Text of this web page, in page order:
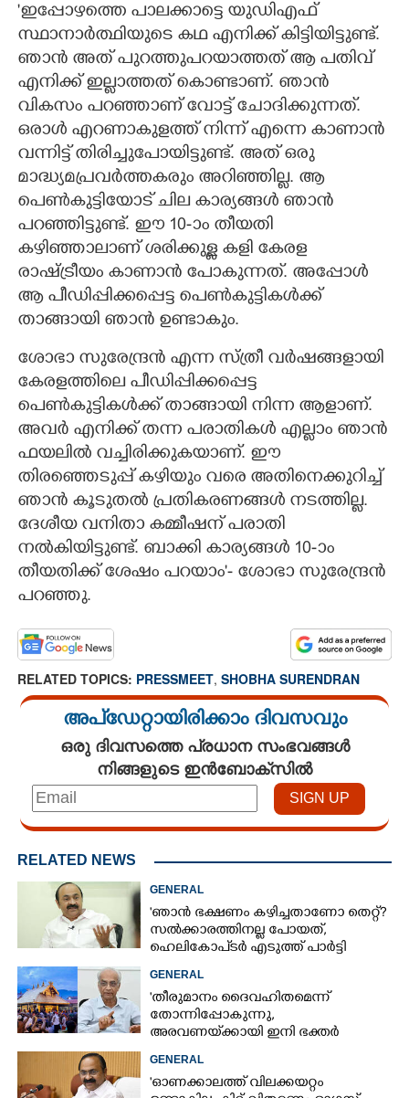
'ഇപ്പോഴത്തെ പാലക്കാട്ടെ യുഡിഎഫ്
സ്ഥാനാർത്ഥിയുടെ കഥ എനിക്ക് കിട്ടിയിട്ടുണ്ട്.
ഞാൻ അത് പുറത്തുപറയാത്തത് ആ പതിവ്
എനിക്ക് ഇല്ലാത്തത് കൊണ്ടാണ്. ഞാൻ
വികസം പറഞ്ഞാണ് വോട്ട് ചോദിക്കുന്നത്.
ഒരാൾ എറണാകുളത്ത് നിന്ന് എന്നെ കാണാൻ
വന്നിട്ട് തിരിച്ചുപോയിട്ടുണ്ട്. അത് ഒരു
മാദ്ധ്യമപ്രവർത്തകരും അറിഞ്ഞില്ല. ആ
പെൺകുട്ടിയോട് ചില കാര്യങ്ങൾ ഞാൻ
പറഞ്ഞിട്ടുണ്ട്. ഈ 10-ാം തീയതി
കഴിഞ്ഞാലാണ് ശരിക്കുള്ള കളി കേരള
രാഷ്ട്രീയം കാണാൻ പോകുന്നത്. അപ്പോൾ
ആ പീഡിപ്പിക്കപ്പെട്ട പെൺകുട്ടികൾക്ക്
താങ്ങായി ഞാൻ ഉണ്ടാകും.
ശോഭാ സുരേന്ദ്രൻ എന്ന സ്ത്രീ വർഷങ്ങളായി
കേരളത്തിലെ പീഡിപ്പിക്കപ്പെട്ട
പെൺകുട്ടികൾക്ക് താങ്ങായി നിന്ന ആളാണ്.
അവർ എനിക്ക് തന്ന പരാതികൾ എല്ലാം ഞാൻ
ഫയലിൽ വച്ചിരിക്കുകയാണ്. ഈ
തിരഞ്ഞെടുപ്പ് കഴിയും വരെ അതിനെക്കുറിച്ച്
ഞാൻ കൂടുതൽ പ്രതികരണങ്ങൾ നടത്തില്ല.
ദേശീയ വനിതാ കമ്മീഷന് പരാതി
നൽകിയിട്ടുണ്ട്. ബാക്കി കാര്യങ്ങൾ 10-ാം
തീയതിക്ക് ശേഷം പറയാം'- ശോഭാ സുരേന്ദ്രൻ
പറഞ്ഞു.
RELATED TOPICS: PRESSMEET, SHOBHA SURENDRAN
അപ്ഡേറ്റായിരിക്കാം ദിവസവും
ഒരു ദിവസത്തെ പ്രധാന സംഭവങ്ങൾ
നിങ്ങളുടെ ഇൻബോക്സിൽ
RELATED NEWS
GENERAL
'ഞാൻ ഭക്ഷണം കഴിച്ചതാണോ തെറ്റ്?
സൽക്കാരത്തിനല്ല പോയത്,
ഹെലികോപ്ടർ എടുത്ത് പാർട്ടി
GENERAL
'തീരുമാനം ദൈവഹിതമെന്ന്
തോന്നിപ്പോകുന്നു,
അരവണയ്‌ക്കായി ഇനി ഭക്തർ
ഉപയോഗിക്കും'; കെ ജയകുമാർ
GENERAL
'ഓണക്കാലത്ത് വിലക്കയറ്റം